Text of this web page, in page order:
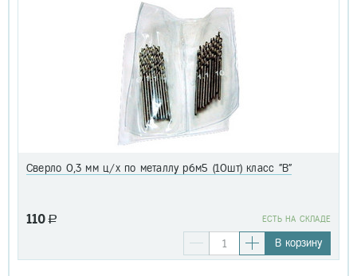
Сверло 0,3 мм ц/х по металлу р6м5 (10шт) класс "В"
110 a EСТЬ НА СКЛАДЕ
В корзину